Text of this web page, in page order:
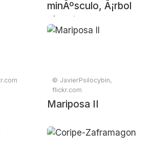
minÃºsculo, Ã¡rbol
gigante
© JavierPsilocybin,
flickr.com
Mariposa II